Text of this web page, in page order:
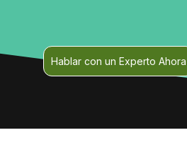
Hablar con un Experto Ahora